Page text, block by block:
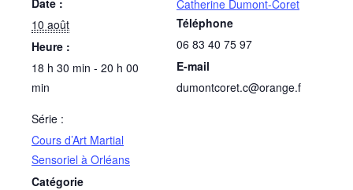
Date :
10 août
Heure :
18 h 30 min - 20 h 00
min
Série :
Cours d’Art Martial
Sensoriel à Orléans
Catégorie
Catherine Dumont-Coret
Téléphone
06 83 40 75 97
E-mail
dumontcoret.c@orange.f